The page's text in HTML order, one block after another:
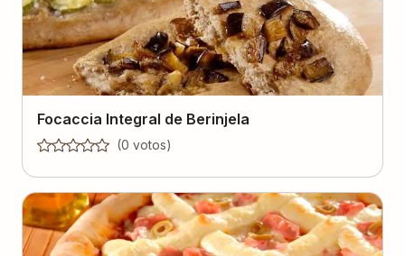
Focaccia Integral de Berinjela
(0 votos)